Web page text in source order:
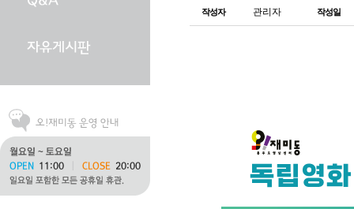
작성자 관리자 작성일